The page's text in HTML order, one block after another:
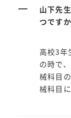
ー
山下先
つです
高校3年
の時で
械科目
械科目